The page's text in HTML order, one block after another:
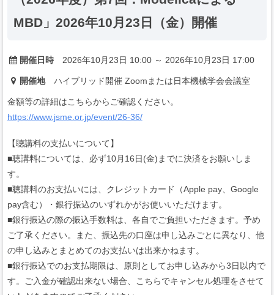
MBD」2026年10月23日（金）開催
開催日時 2026年10月23日 10:00 ～ 2026年10月23日 17:00
開催地 ハイブリッド開催 Zoomまたは日本機械学会会議室
金額等の詳細はこちらからご確認ください。
https://www.jsme.or.jp/event/26-36/
【聴講料の支払いについて】
■聴講料については、必ず10月16日(金)までに決済をお願いしま
す。
■聴講料のお支払いには、クレジットカード（Apple pay、Google
pay含む）・銀行振込のいずれかがお使いいただけます。
■銀行振込の際の振込手数料は、各自でご負担いただきます。予め
ご了承ください。また、振込先の口座は申し込みごとに異なり、他
の申し込みとまとめてのお支払いは出来かねます。
■銀行振込でのお支払期限は、原則としてお申し込みから3日以内で
す。ご入金が確認出来ない場合、こちらでキャンセル処理をさせて